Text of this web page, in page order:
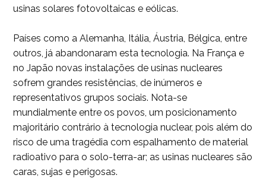
usinas solares fotovoltaicas e eólicas.
Países como a Alemanha, Itália, Áustria, Bélgica, entre
outros, já abandonaram esta tecnologia. Na França e
no Japão novas instalações de usinas nucleares
sofrem grandes resistências, de inúmeros e
representativos grupos sociais. Nota-se
mundialmente entre os povos, um posicionamento
majoritário contrário à tecnologia nuclear, pois além do
risco de uma tragédia com espalhamento de material
radioativo para o solo-terra-ar; as usinas nucleares são
caras, sujas e perigosas.